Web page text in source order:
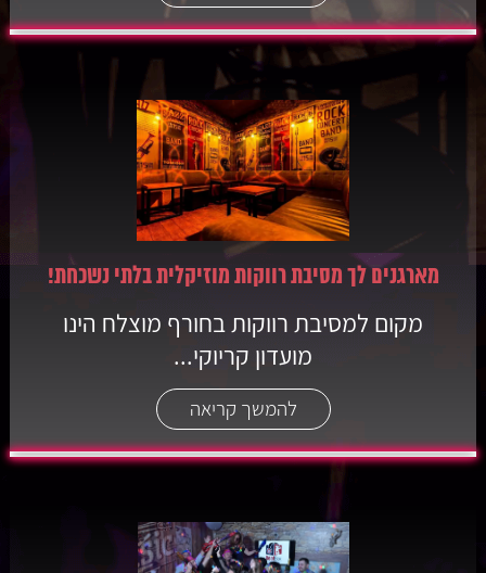
מארגנים לך מסיבת רווקות מוזיקלית בלתי נשכחת!
מקום למסיבת רווקות בחורף מוצלח הינו
מועדון קריוקי...
להמשך קריאה